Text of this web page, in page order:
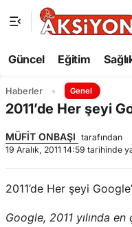
Güncel Eğitim
Haberler Genel
2011’de Her şeyi
MÜFİT ONBAŞI tarafından
19 Aralık, 2011 14:59 tarihinde
2011’de Her şeyi
Google, 2011 yılında